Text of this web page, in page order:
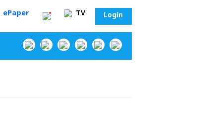
ePaper
TV Login